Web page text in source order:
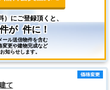
にご登録頂くと、
が 件に！
ル送信物件を含む
更や建物完成など
知らせします。
て